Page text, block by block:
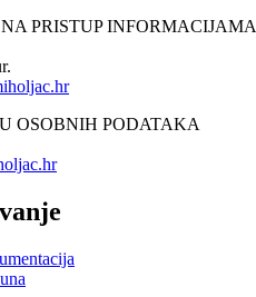
PRISTUP INFORMACIJAMA
OSOBNIH PODATAKA